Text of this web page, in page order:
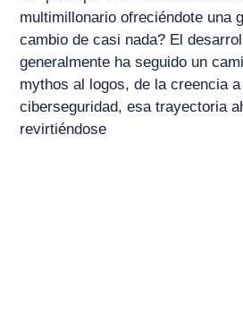
multimillonario ofreciéndote una
cambio de casi nada? El
generalmente ha seguido un
mythos al logos, de la creencia
ciberseguridad, esa trayectoria
revirtiéndose